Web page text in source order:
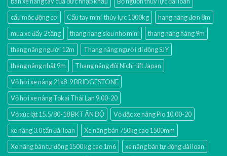
cẩu móc động cơ
Cẩu tay mini thủy lực 1000kg
hang nâng đơn 8m
mua xe đẩy 2 tầng
thang nang sieu nho mini
thang nâng hàng 9m
thang nâng người 12m
Thang nâng người di động SJY
thang nâng nhật 9m
Thang nâng đôi Nichi-lift Japan
Vỏ hơi xe nâng 21x8-9 BRIDGESTONE
Vỏ hơi xe nâng Tokai Thái Lan 9.00-20
Vỏ xúc lật 15.5/80-18 BKT ẤN ĐỘ
Vỏ đặc xe nâng Pio 10.00-20
xe nâng 3.0 tấn đài loan
Xe nâng bàn 750kg cao 1500mm
Xe nâng bán tự động 1500 kg cao 1m6
xe nâng bán tự động đài loan